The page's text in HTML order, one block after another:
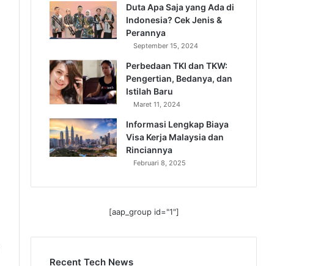
Duta Apa Saja yang Ada di
Indonesia? Cek Jenis &
Perannya
September 15, 2024
Perbedaan TKI dan TKW:
Pengertian, Bedanya, dan
Istilah Baru
Maret 11, 2024
Informasi Lengkap Biaya
Visa Kerja Malaysia dan
Rinciannya
Februari 8, 2025
[aap_group id="1"]
Recent Tech News